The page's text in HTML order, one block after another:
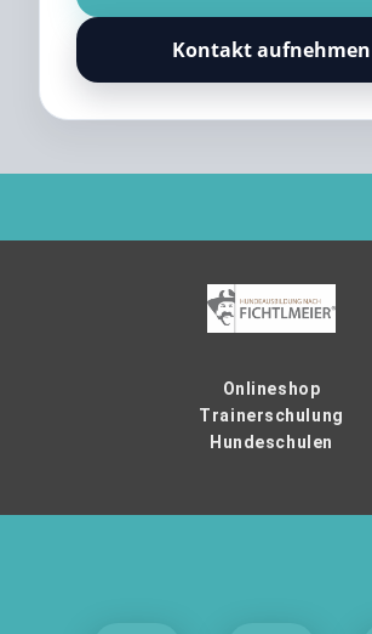
Kontakt aufnehmen
Onlineshop
Trainerschulung
Hundeschulen